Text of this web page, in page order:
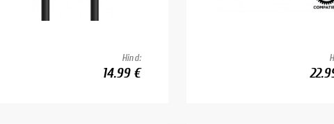
Hind:
14.99 €